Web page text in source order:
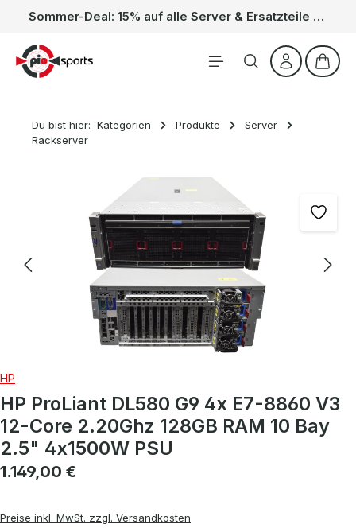
Zum Hauptinhalt springen Sommer-Deal: 15% auf alle Server & Ersatzteile – Kein Code nötig, der Rabatt wird automatisch im Warenkorb abgezogen. Gültig vom 01.06. bis 31.08.
Du bist hier: Kategorien Produkte
Server
Rackserver
Bildergalerie überspringen
HP
HP ProLiant DL580 G9 4x E7-8860 V3
12-Core 2.20Ghz 128GB RAM 10 Bay
2.5" 4x1500W PSU
Regulärer Preis:
1.149,00 €
Preise inkl. MwSt. zzgl. Versandkosten